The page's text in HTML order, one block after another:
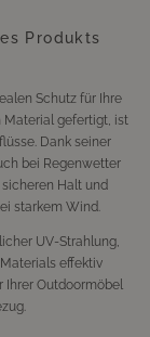
Produkts
Schutz für Ihre
Material gefertigt, ist
Dank seiner
bei Regenwetter
Halt und
starkem Wind.
UV-Strahlung,
effektiv
Ihrer Outdoormöbel